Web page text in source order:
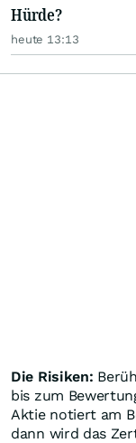
Hürde?
heute 13:13
Die Risiken:
bis zum
Aktie notiert am
dann wird das